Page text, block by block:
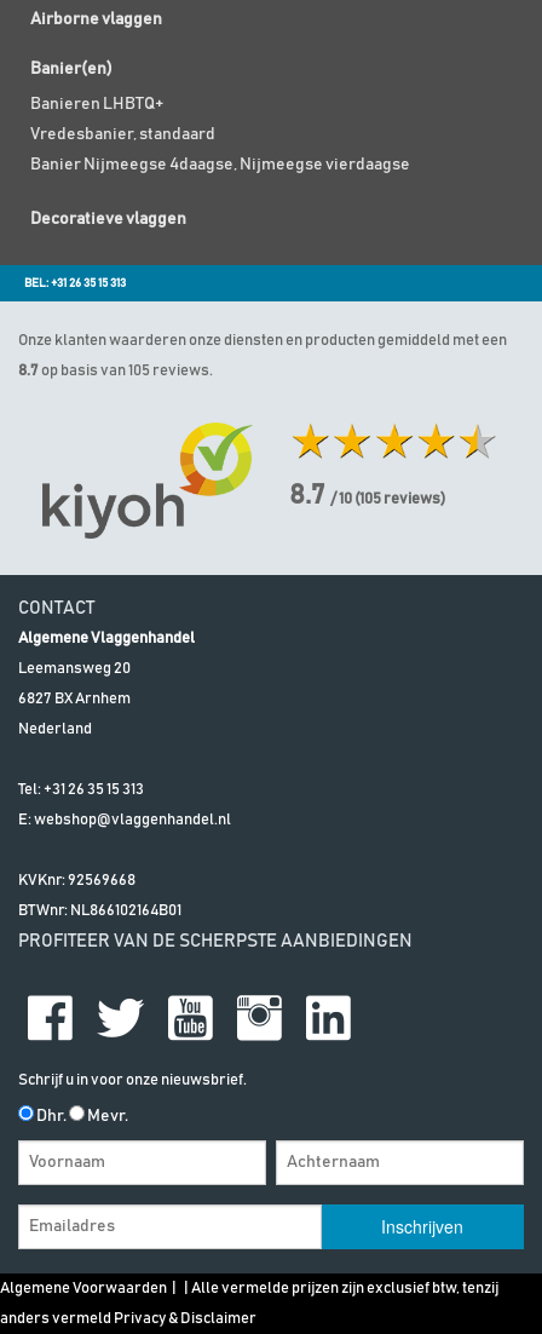
Airborne vlaggen
Banier(en)
Banieren LHBTQ+
Vredesbanier, standaard
Banier Nijmeegse 4daagse, Nijmeegse vierdaagse
Decoratieve vlaggen
BEL: +31 26 35 15 313
Onze klanten waarderen onze diensten en producten gemiddeld met een
8.7 op basis van 105 reviews.
8.7 / 10 (105 reviews)
CONTACT
Algemene Vlaggenhandel
Leemansweg 20
6827 BXArnhem
Nederland
Tel: +31 26 35 15 313
E:webshop@vlaggenhandel.nl
KVKnr: 92569668
BTWnr: NL866102164B01
PROFITEER VAN DE SCHERPSTE AANBIEDINGEN
Schrijf u in voor onze nieuwsbrief.
Dhr. Mevr.
Algemene Voorwaarden | | Alle vermelde prijzen zijn exclusief btw, tenzij
anders vermeld Privacy & Disclaimer